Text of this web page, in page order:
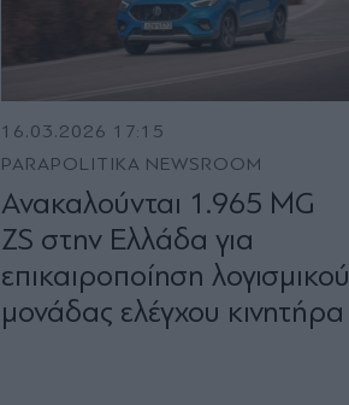
16.03.2026 17:15
PARAPOLITIKA NEWSROOM
Ανακαλούνται 1.965 MG
ZS στην Ελλάδα για
επικαιροποίηση λογισμικού
μονάδας ελέγχου κινητήρα